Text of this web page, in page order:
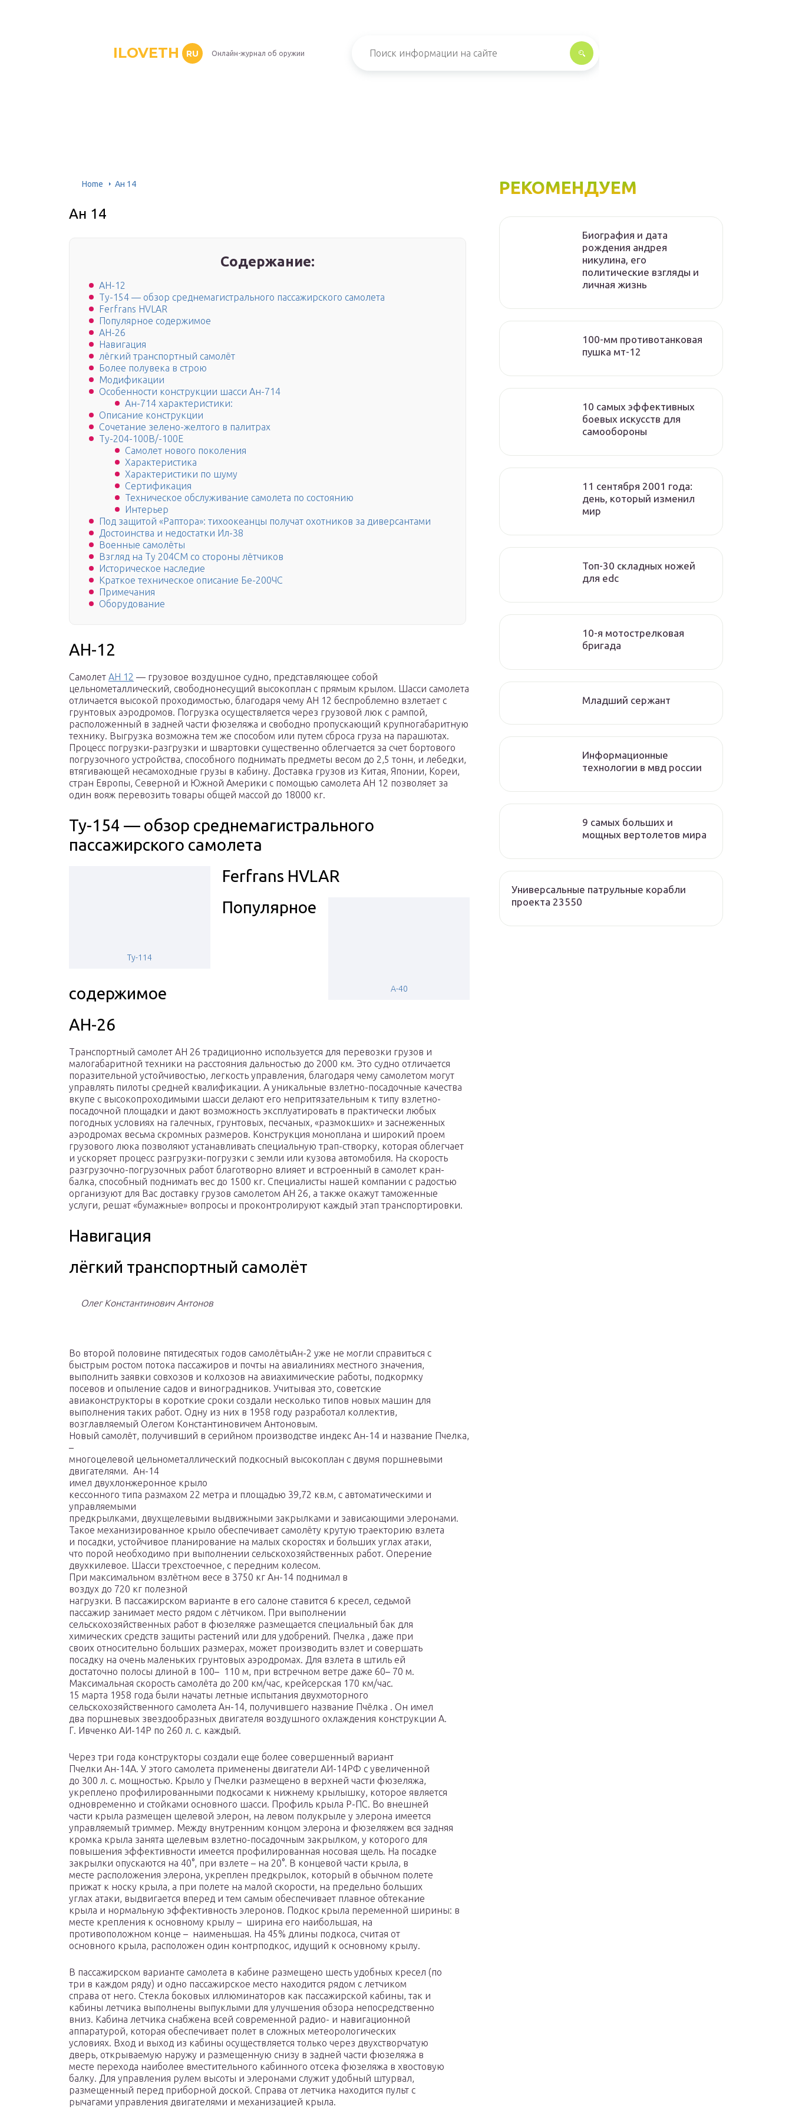
ILOVETH RU Онлайн-журнал об оружии
Home Ан 14
Ан 14
Содержание:
АН-12
Ту-154 — обзор среднемагистрального пассажирского самолета
Ferfrans HVLAR
Популярное содержимое
АН-26
Навигация
лёгкий транспортный самолёт
Более полувека в строю
Модификации
Особенности конструкции шасси Ан-714
Ан-714 характеристики:
Описание конструкции
Сочетание зелено-желтого в палитрах
Ту-204-100В/-100Е
Самолет нового поколения
Характеристика
Характеристики по шуму
Сертификация
Техническое обслуживание самолета по состоянию
Интерьер
Под защитой «Раптора»: тихоокеанцы получат охотников за диверсантами
Достоинства и недостатки Ил-38
Военные самолёты
Взгляд на Ту 204СМ со стороны лётчиков
Историческое наследие
Краткое техническое описание Бе-200ЧС
Примечания
Оборудование
АН-12
Самолет АН 12 — грузовое воздушное судно, представляющее собой
цельнометаллический, свободнонесущий высокоплан с прямым крылом. Шасси самолета
отличается высокой проходимостью, благодаря чему АН 12 беспроблемно взлетает с
грунтовых аэродромов. Погрузка осуществляется через грузовой люк с рампой,
расположенный в задней части фюзеляжа и свободно пропускающий крупногабаритную
технику. Выгрузка возможна тем же способом или путем сброса груза на парашютах.
Процесс погрузки-разгрузки и швартовки существенно облегчается за счет бортового
погрузочного устройства, способного поднимать предметы весом до 2,5 тонн, и лебедки,
втягивающей несамоходные грузы в кабину. Доставка грузов из Китая, Японии, Кореи,
стран Европы, Северной и Южной Америки с помощью самолета АН 12 позволяет за
один вояж перевозить товары общей массой до 18000 кг.
Ту-154 — обзор среднемагистрального
пассажирского самолета
Ту-114
Ferfrans HVLAR
А-40
Популярное
содержимое
АН-26
Транспортный самолет АН 26 традиционно используется для перевозки грузов и
малогабаритной техники на расстояния дальностью до 2000 км. Это судно отличается
поразительной устойчивостью, легкость управления, благодаря чему самолетом могут
управлять пилоты средней квалификации. А уникальные взлетно-посадочные качества
вкупе с высокопроходимыми шасси делают его непритязательным к типу взлетно-
посадочной площадки и дают возможность эксплуатировать в практически любых
погодных условиях на галечных, грунтовых, песчаных, «размокших» и заснеженных
аэродромах весьма скромных размеров. Конструкция моноплана и широкий проем
грузового люка позволяют устанавливать специальную трап-створку, которая облегчает
и ускоряет процесс разгрузки-погрузки с земли или кузова автомобиля. На скорость
разгрузочно-погрузочных работ благотворно влияет и встроенный в самолет кран-
балка, способный поднимать вес до 1500 кг. Специалисты нашей компании с радостью
организуют для Вас доставку грузов самолетом АН 26, а также окажут таможенные
услуги, решат «бумажные» вопросы и проконтролируют каждый этап транспортировки.
Навигация
лёгкий транспортный самолёт
Олег Константинович Антонов
Во второй половине пятидесятых годов самолётыАн-2 уже не могли справиться с
быстрым ростом потока пассажиров и почты на авиалиниях местного значения,
выполнить заявки совхозов и колхозов на авиахимические работы, подкормку
посевов и опыление садов и виноградников. Учитывая это, советские
авиаконструкторы в короткие сроки создали несколько типов новых машин для
выполнения таких работ. Одну из них в 1958 году разработал коллектив,
возглавляемый Олегом Константиновичем Антоновым.
Новый самолёт, получивший в серийном производстве индекс Ан-14 и название Пчелка,
–
многоцелевой цельнометаллический подкосный высокоплан с двумя поршневыми
двигателями. Ан-14
имел двухлонжеронное крыло
кессонного типа размахом 22 метра и площадью 39,72 кв.м, с автоматическими и
управляемыми
предкрылками, двухщелевыми выдвижными закрылками и зависающими элеронами.
Такое механизированное крыло обеспечивает самолёту крутую траекторию взлета
и посадки, устойчивое планирование на малых скоростях и больших углах атаки,
что порой необходимо при выполнении сельскохозяйственных работ. Оперение
двухкилевое. Шасси трехстоечное, с передним колесом.
При максимальном взлётном весе в 3750 кг Ан-14 поднимал в
воздух до 720 кг полезной
нагрузки. В пассажирском варианте в его салоне ставится 6 кресел, седьмой
пассажир занимает место рядом с лётчиком. При выполнении
сельскохозяйственных работ в фюзеляже размещается специальный бак для
химических средств защиты растений или для удобрений. Пчелка , даже при
своих относительно больших размерах, может производить взлет и совершать
посадку на очень маленьких грунтовых аэродромах. Для взлета в штиль ей
достаточно полосы длиной в 100– 110 м, при встречном ветре даже 60– 70 м.
Максимальная скорость самолёта до 200 км/час, крейсерская 170 км/час.
15 марта 1958 года были начаты летные испытания двухмоторного
сельскохозяйственного самолета Ан-14, получившего название Пчёлка . Он имел
два поршневых звездообразных двигателя воздушного охлаждения конструкции А.
Г. Ивченко АИ-14Р по 260 л. с. каждый.
Через три года конструкторы создали еще более совершенный вариант
Пчелки Ан-14А. У этого самолета применены двигатели АИ-14РФ с увеличенной
до 300 л. с. мощностью. Крыло у Пчелки размещено в верхней части фюзеляжа,
укреплено профилированными подкосами к нижнему крылышку, которое является
одновременно и стойками основного шасси. Профиль крыла Р-ПС. Во внешней
части крыла размещен щелевой элерон, на левом полукрыле у элерона имеется
управляемый триммер. Между внутренним концом элерона и фюзеляжем вся задняя
кромка крыла занята щелевым взлетно-посадочным закрылком, у которого для
повышения эффективности имеется профилированная носовая щель. На посадке
закрылки опускаются на 40°, при взлете – на 20°. В концевой части крыла, в
месте расположения элерона, укреплен предкрылок, который в обычном полете
прижат к носку крыла, а при полете на малой скорости, на предельно больших
углах атаки, выдвигается вперед и тем самым обеспечивает плавное обтекание
крыла и нормальную эффективность элеронов. Подкос крыла переменной ширины: в
месте крепления к основному крылу – ширина его наибольшая, на
противоположном конце – наименьшая. На 45% длины подкоса, считая от
основного крыла, расположен один контрподкос, идущий к основному крылу.
В пассажирском варианте самолета в кабине размещено шесть удобных кресел (по
три в каждом ряду) и одно пассажирское место находится рядом с летчиком
справа от него. Стекла боковых иллюминаторов как пассажирской кабины, так и
кабины летчика выполнены выпуклыми для улучшения обзора непосредственно
вниз. Кабина летчика снабжена всей современной радио- и навигационной
аппаратурой, которая обеспечивает полет в сложных метеорологических
условиях. Вход и выход из кабины осуществляется только через двухстворчатую
дверь, открываемую наружу и размещенную снизу в задней части фюзеляжа в
месте перехода наиболее вместительного кабинного отсека фюзеляжа в хвостовую
балку. Для управления рулем высоты и элеронами служит удобный штурвал,
размещенный перед приборной доской. Справа от летчика находится пульт с
рычагами управления двигателями и механизацией крыла.
РЕКОМЕНДУЕМ
Биография и дата
рождения андрея
никулина, его
политические взгляды и
личная жизнь
100-мм противотанковая
пушка мт-12
10 самых эффективных
боевых искусств для
самообороны
11 сентября 2001 года:
день, который изменил
мир
Топ-30 складных ножей
для edc
10-я мотострелковая
бригада
Младший сержант
Информационные
технологии в мвд россии
9 самых больших и
мощных вертолетов мира
Универсальные патрульные корабли
проекта 23550